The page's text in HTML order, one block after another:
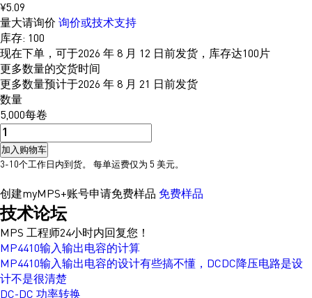
¥5.09
量大请询价 询价或技术支持
库存: 100
现在下单，可于2026 年 8 月 12 日前发货，库存达100片
更多数量的交货时间
更多数量预计于2026 年 8 月 21 日前发货
数量
5,000每卷
加入购物车
3-10个工作日内到货。 每单运费仅为 5 美元。
创建myMPS+账号申请免费样品 免费样品
技术论坛
MPS 工程师24小时内回复您！
MP4410输入输出电容的计算
MP4410输入输出电容的设计有些搞不懂，DCDC降压电路是设
计不是很清楚
DC-DC 功率转换